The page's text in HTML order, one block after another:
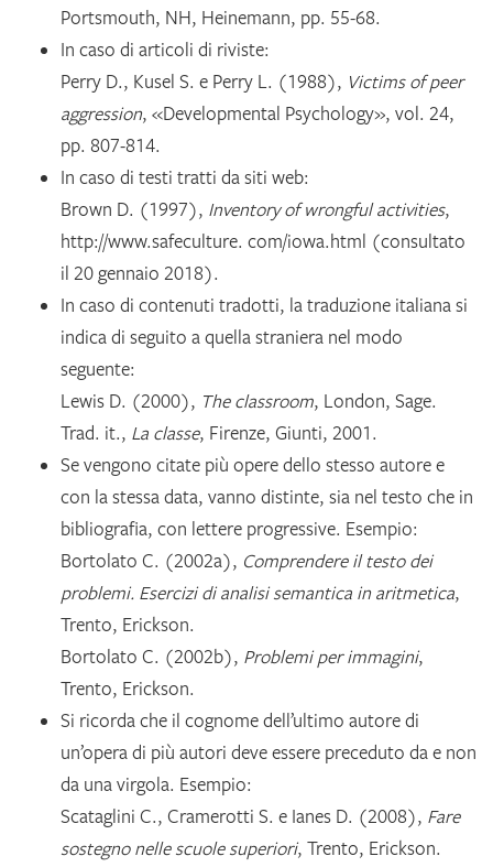
Portsmouth, NH, Heinemann, pp. 55-68.
In caso di articoli di riviste:
Perry D., Kusel S. e Perry L. (1988), Victims of peer
aggression, «Developmental Psychology», vol. 24,
pp. 807-814.
In caso di testi tratti da siti web:
Brown D. (1997), Inventory of wrongful activities,
http://www.safeculture. com/iowa.html (consultato
il 20 gennaio 2018).
In caso di contenuti tradotti, la traduzione italiana si
indica di seguito a quella straniera nel modo
seguente:
Lewis D. (2000), The classroom, London, Sage.
Trad. it., La classe, Firenze, Giunti, 2001.
Se vengono citate più opere dello stesso autore e
con la stessa data, vanno distinte, sia nel testo che in
bibliografia, con lettere progressive. Esempio:
Bortolato C. (2002a), Comprendere il testo dei
problemi. Esercizi di analisi semantica in aritmetica,
Trento, Erickson.
Bortolato C. (2002b), Problemi per immagini,
Trento, Erickson.
Si ricorda che il cognome dell’ultimo autore di
un’opera di più autori deve essere preceduto da e non
da una virgola. Esempio:
Scataglini C., Cramerotti S. e Ianes D. (2008), Fare
sostegno nelle scuole superiori, Trento, Erickson.